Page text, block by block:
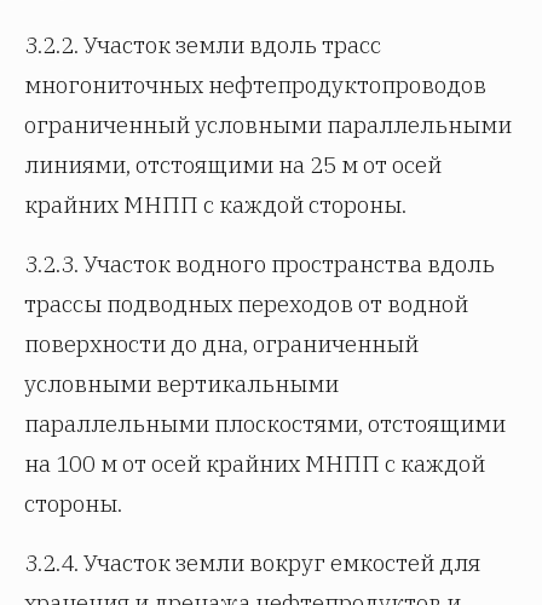
3.2.2. Участок земли вдоль трасс
многониточных нефтепродуктопроводов
ограниченный условными параллельными
линиями, отстоящими на 25 м от осей
крайних МНПП с каждой стороны.
3.2.3. Участок водного пространства вдоль
трассы подводных переходов от водной
поверхности до дна, ограниченный
условными вертикальными
параллельными плоскостями, отстоящими
на 100 м от осей крайних МНПП с каждой
стороны.
3.2.4. Участок земли вокруг емкостей для